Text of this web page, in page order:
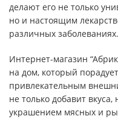
делают его не только
но и настоящим
различных заболеваниях.
Интернет-магазин
на дом, который
привлекательным
не только добавит
украшением мясных и